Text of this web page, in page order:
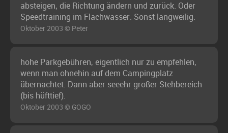
absteigen, die Richtung ändern und zurück. Oder
Speedtraining im Flachwasser. Sonst langweilig.
Oktober 2003 © Peter
hohe Parkgebühren, eigentlich nur zu empfehlen,
wenn man ohnehin auf dem Campingplatz
übernachtet. Dann aber seeehr großer Stehbereich
(bis hüfttief).
Oktober 2003 © GOGO